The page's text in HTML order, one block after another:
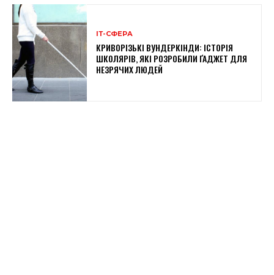
ІТ-СФЕРА
КРИВОРІЗЬКІ ВУНДЕРКІНДИ: ІСТОРІЯ
ШКОЛЯРІВ, ЯКІ РОЗРОБИЛИ ҐАДЖЕТ ДЛЯ
НЕЗРЯЧИХ ЛЮДЕЙ